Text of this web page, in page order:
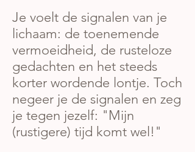
Je voelt de signalen van je
lichaam: de toenemende
vermoeidheid, de rusteloze
gedachten en het steeds
korter wordende lontje. Toch
negeer je de signalen en zeg
je tegen jezelf: "Mijn
(rustigere) tijd komt wel!"